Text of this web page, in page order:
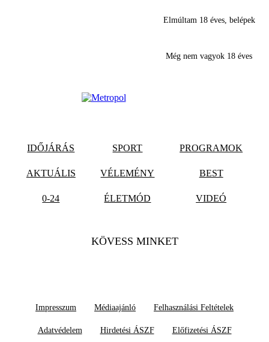
Elmúltam 18 éves, belépek
Még nem vagyok 18 éves
IDŐJÁRÁS SPORT PROGRAMOK
AKTUÁLIS VÉLEMÉNY BEST
0-24 ÉLETMÓD VIDEÓ
KÖVESS MINKET
Impresszum Médiaajánló Felhasználási Feltételek
Adatvédelem Hirdetési ÁSZF Előfizetési ÁSZF